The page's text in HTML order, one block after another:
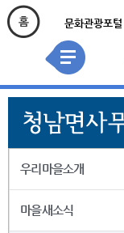
문화관광포털
우리마을소개
마을새소식